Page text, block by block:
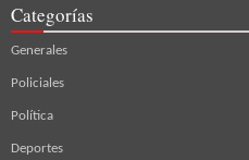
Categorías
Generales
Policiales
Política
Deportes